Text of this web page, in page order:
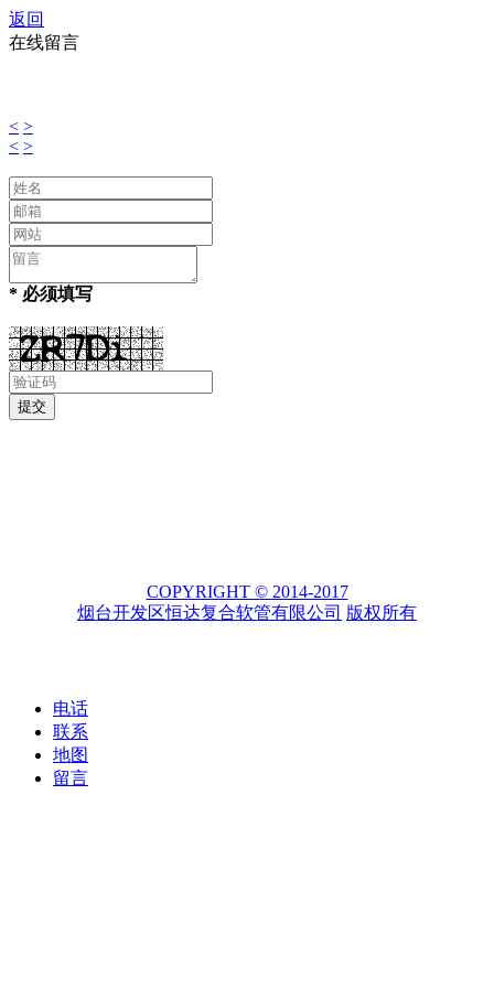
返回
在线留言
< >
< >
* 必须填写
COPYRIGHT © 2014-2017
烟台开发区恒达复合软管有限公司 版权所有
电话
联系
地图
留言